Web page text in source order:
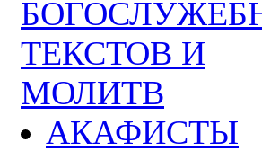
ТЕКСТОВ И
МОЛИТВ
АКАФИСТЫ